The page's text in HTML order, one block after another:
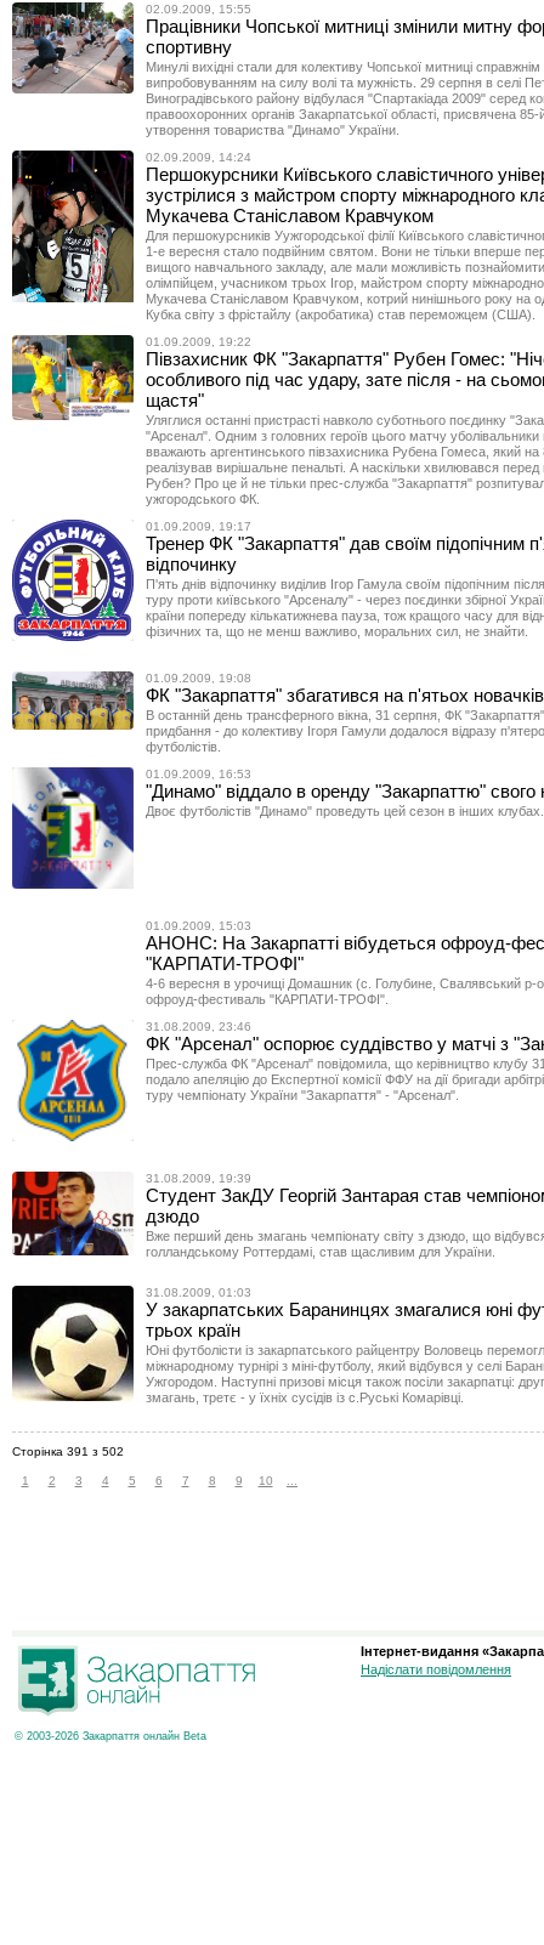
02.09.2009, 15:55
Працівники Чопської митниці змінили митну
спортивну
Минулі вихідні стали для колективу Чопської митниці справжнім
випробовуванням на силу волі та мужність. 29 серпня в селі
Виноградівського району відбулася "Спартакіада 2009" серед
правоохоронних органів Закарпатської області, присвячена 85-й
утворення товариства "Динамо" України.
02.09.2009, 14:24
Першокурсники Київського славістичного
зустрілися з майстром спорту міжнародного
Мукачева Станіславом Кравчуком
Для першокурсників Уужгородської філії Київського
1-е вересня стало подвійним святом. Вони не тільки вперше
вищого навчального закладу, але мали можливість
олімпійцем, учасником трьох Ігор, майстром спорту
Мукачева Станіславом Кравчуком, котрий нинішнього року на
Кубка світу з фрістайлу (акробатика) став переможцем (США).
01.09.2009, 19:22
Півзахисник ФК "Закарпаття" Рубен Гомес:
особливого під час удару, зате після - на
щастя"
Уляглися останні пристрасті навколо суботнього поєдинку
"Арсенал". Одним з головних героїв цього матчу уболівальники
вважають аргентинського півзахисника Рубена Гомеса, який на
реалізував вирішальне пенальті. А наскільки хвилювався
Рубен? Про це й не тільки прес-служба "Закарпаття"
ужгородського ФК.
01.09.2009, 19:17
Тренер ФК "Закарпаття" дав своїм підопічним
відпочинку
П'ять днів відпочинку виділив Ігор Гамула своїм підопічним
туру проти київського "Арсеналу" - через поєдинки збірної
країни попереду кількатижнева пауза, тож кращого часу для
фізичних та, що не менш важливо, моральних сил, не знайти.
01.09.2009, 19:08
ФК "Закарпаття" збагатився на п'ятьох
В останній день трансферного вікна, 31 серпня, ФК
придбання - до колективу Ігоря Гамули додалося відразу
футболістів.
01.09.2009, 16:53
"Динамо" віддало в оренду "Закарпаттю" свого
Двоє футболістів "Динамо" проведуть цей сезон в інших клубах.
01.09.2009, 15:03
АНОНС: На Закарпатті вібудеться офроуд-
"КАРПАТИ-ТРОФІ"
4-6 вересня в урочищі Домашник (с. Голубине, Свалявський р-
офроуд-фестиваль "КАРПАТИ-ТРОФІ".
31.08.2009, 23:46
ФК "Арсенал" оспорює суддівство у матчі з
Прес-служба ФК "Арсенал" повідомила, що керівництво клубу
подало апеляцію до Експертної комісії ФФУ на дії бригади
туру чемпіонату України "Закарпаття" - "Арсенал".
31.08.2009, 19:39
Студент ЗакДУ Георгій Зантарая став
дзюдо
Вже перший день змагань чемпіонату світу з дзюдо, що
голландському Роттердамі, став щасливим для України.
31.08.2009, 01:03
У закарпатських Баранинцях змагалися юні
трьох країн
Юні футболісти із закарпатського райцентру Воловець
міжнародному турнірі з міні-футболу, який відбувся у селі
Ужгородом. Наступні призові місця також посіли закарпатці:
змагань, третє - у їхніх сусідів із с.Руські Комарівці.
Сторінка 391 з 502
1 2 3 4 5 6 7 8 9 10 ...
© 2003-2026 Закарпаття онлайн Beta
Інтернет-видання
Надіслати повідомлення